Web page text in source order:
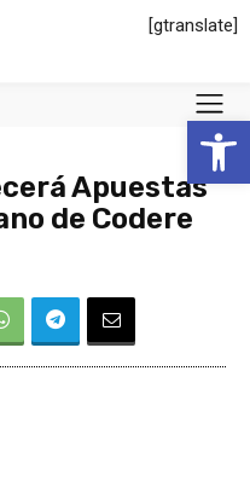
Abrir
[gtranslate]
Apuestas
de Codere